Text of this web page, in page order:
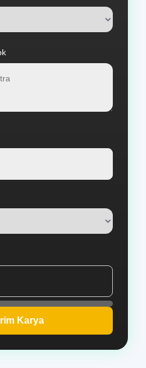
Karya